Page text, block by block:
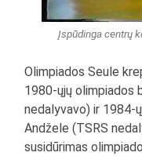
Įspūdinga centrų
Olimpiados Seule
1980-ųjų olimpiados
nedalyvavo) ir 1984-
Andžele (TSRS
susidūrimas